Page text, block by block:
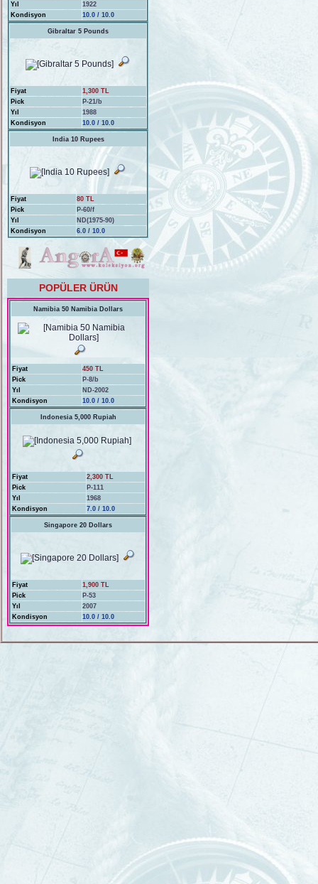
Yıl
1922
Kondisyon
10.0 / 10.0
Gibraltar 5 Pounds
Fiyat
1,300 TL
Pick
P-21/b
Yıl
1988
Kondisyon
10.0 / 10.0
India 10 Rupees
Fiyat
80 TL
Pick
P-60/f
Yıl
ND(1975-90)
Kondisyon
6.0 / 10.0
POPÜLER ÜRÜN
Namibia 50 Namibia Dollars
Fiyat
450 TL
Pick
P-8/b
Yıl
ND-2002
Kondisyon
10.0 / 10.0
Indonesia 5,000 Rupiah
Fiyat
2,300 TL
Pick
P-111
Yıl
1968
Kondisyon
7.0 / 10.0
Singapore 20 Dollars
Fiyat
1,900 TL
Pick
P-53
Yıl
2007
Kondisyon
10.0 / 10.0